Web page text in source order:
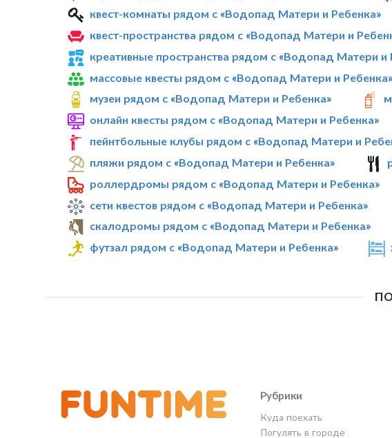
квест-комнаты рядом с «Водопад Матери и Ребенка»
квест-пространства рядом с «Водопад Матери и
креативные пространства рядом с «Водопад Матери и
массовые квесты рядом с «Водопад Матери и Ребенка»
музеи рядом с «Водопад Матери и Ребенка»
онлайн квесты рядом с «Водопад Матери и Ребенка»
пейнтбольные клубы рядом с «Водопад Матери и
пляжи рядом с «Водопад Матери и Ребенка»
роллердромы рядом с «Водопад Матери и Ребенка»
сети квестов рядом с «Водопад Матери и Ребенка»
скалодромы рядом с «Водопад Матери и Ребенка»
футзал рядом с «Водопад Матери и Ребенка»
Рубрики
Куда поехать
Погулять в городе